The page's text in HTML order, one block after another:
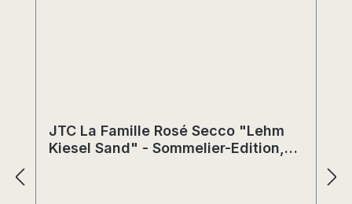
JTC La Famille Rosé Secco "Lehm
Kiesel Sand" - Sommelier-Edition,